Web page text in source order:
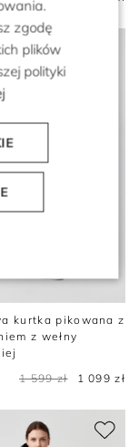
kurtka pikowana z
z wełny
1 599 zł
1 099 zł
zgodę
plików
polityki